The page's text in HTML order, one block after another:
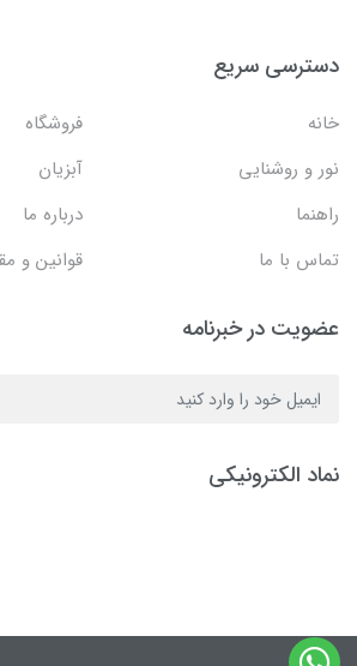
دسترسی سریع
خانه
فروشگاه
نور و روشنایی
آبزیان
راهنما
درباره ما
تماس با ما
قوانین و
عضویت در خبرنامه
نماد الکترونیکی